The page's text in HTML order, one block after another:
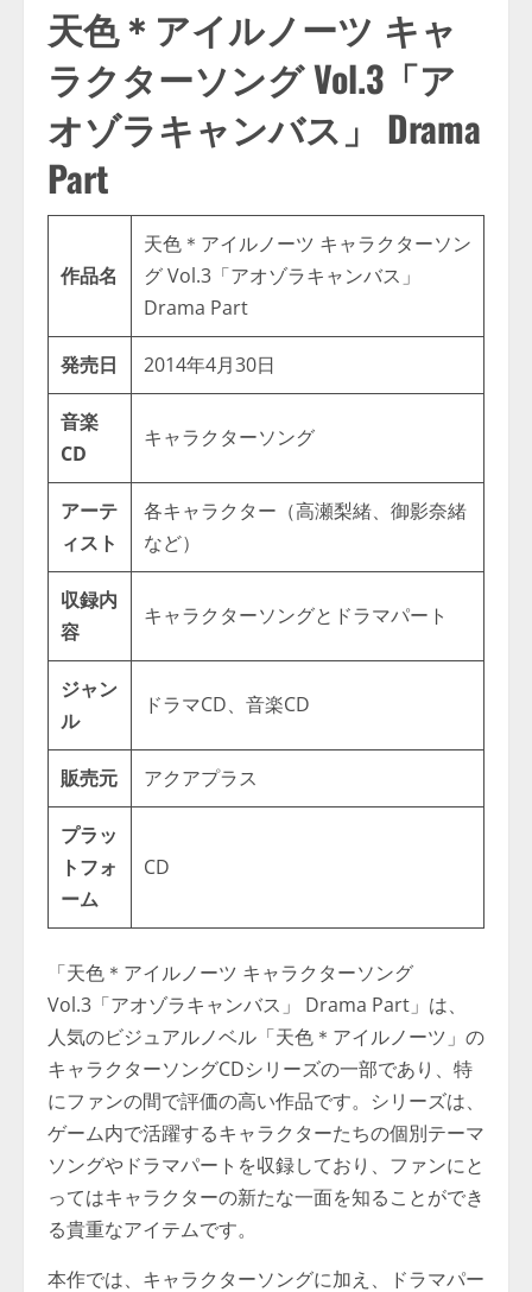
天色＊アイルノーツ キャ
ラクターソング Vol.3「ア
オゾラキャンバス」 Drama
Part
作品名
天色＊アイルノーツ キャラクターソン
グ Vol.3「アオゾラキャンバス」
Drama Part
発売日 2014年4月30日
音楽
CD
キャラクターソング
アーテ
ィスト
各キャラクター（高瀬梨緒、御影奈緒
など）
収録内
容
キャラクターソングとドラマパート
ジャン
ル
ドラマCD、音楽CD
販売元 アクアプラス
プラッ
トフォ
ーム
CD
「天色＊アイルノーツ キャラクターソング
Vol.3「アオゾラキャンバス」 Drama Part」は、
人気のビジュアルノベル「天色＊アイルノーツ」の
キャラクターソングCDシリーズの一部であり、特
にファンの間で評価の高い作品です。シリーズは、
ゲーム内で活躍するキャラクターたちの個別テーマ
ソングやドラマパートを収録しており、ファンにと
ってはキャラクターの新たな一面を知ることができ
る貴重なアイテムです。
本作では、キャラクターソングに加え、ドラマパー